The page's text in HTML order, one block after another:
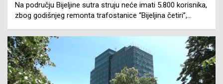
Na području Bijeljine sutra struju neće imati 5.800 korisnika,
zbog godišnjeg remonta trafostanice “Bijeljina četiri”,…